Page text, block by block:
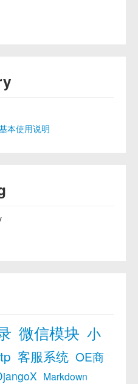
本使用说明
微信模块 小
客服系统 OE商
Markdown